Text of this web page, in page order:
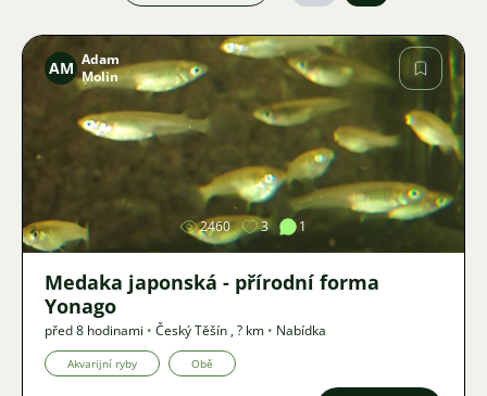
Obrázek
AM Adam
Molin
2460 3 1
Medaka japonská - přírodní forma
Yonago
před 8 hodinami • Český Těšín ,? km • Nabídka
Akvarijní ryby Obě